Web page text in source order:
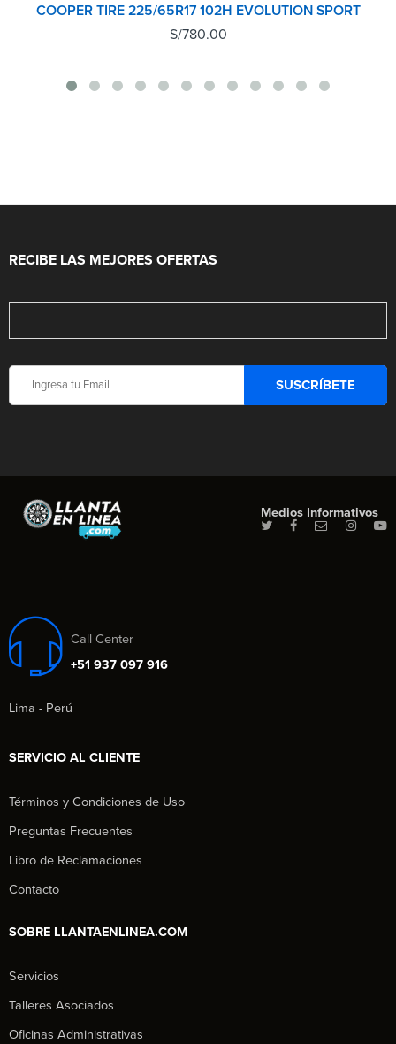
COOPER TIRE 225/65R17 102H EVOLUTION SPORT
S/780.00
RECIBE LAS MEJORES OFERTAS
Medios Informativos
Call Center
+51 937 097 916
Lima - Perú
SERVICIO AL CLIENTE
Términos y Condiciones de Uso
Preguntas Frecuentes
Libro de Reclamaciones
Contacto
SOBRE LLANTAENLINEA.COM
Servicios
Talleres Asociados
Oficinas Administrativas